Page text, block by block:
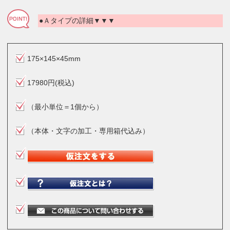
●Ａタイプの詳細▼▼▼
175×145×45mm
17980円(税込)
（最小単位＝1個から）
（本体・文字の加工・専用箱代込み）